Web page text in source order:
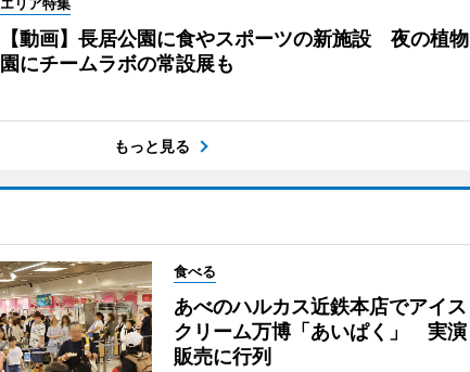
【動画】長居公園に食やスポーツの新施設 夜の植物
園にチームラボの常設展も
もっと見る
食べる
あべのハルカス近鉄本店でアイス
クリーム万博「あいぱく」 実演
販売に行列